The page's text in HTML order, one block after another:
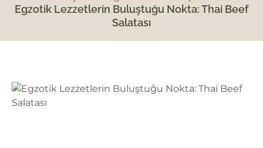
Egzotik Lezzetlerin Buluştuğu Nokta: Thai Beef
Salatası